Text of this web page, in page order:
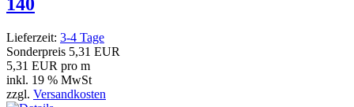
140
Lieferzeit: 3-4 Tage
Sonderpreis 5,31 EUR
5,31 EUR pro m
inkl. 19 % MwSt
zzgl. Versandkosten